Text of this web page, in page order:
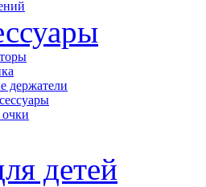
держатели
детей